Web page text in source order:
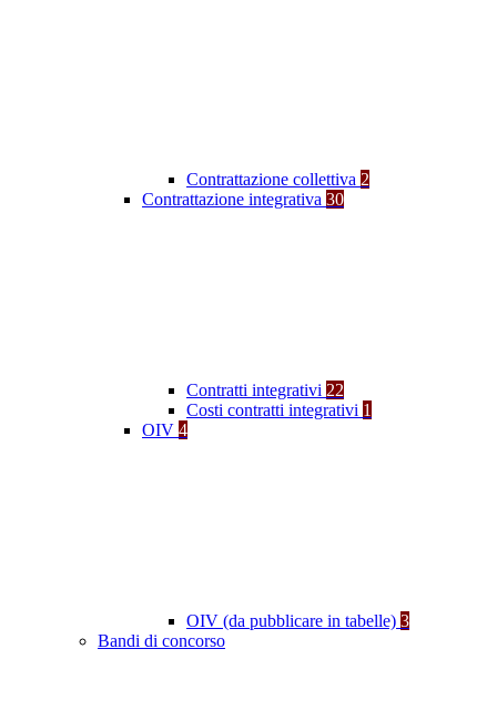
Contrattazione collettiva 2
Contrattazione integrativa 30
Contratti integrativi 22
Costi contratti integrativi 1
OIV 4
OIV (da pubblicare in tabelle) 3
Bandi di concorso